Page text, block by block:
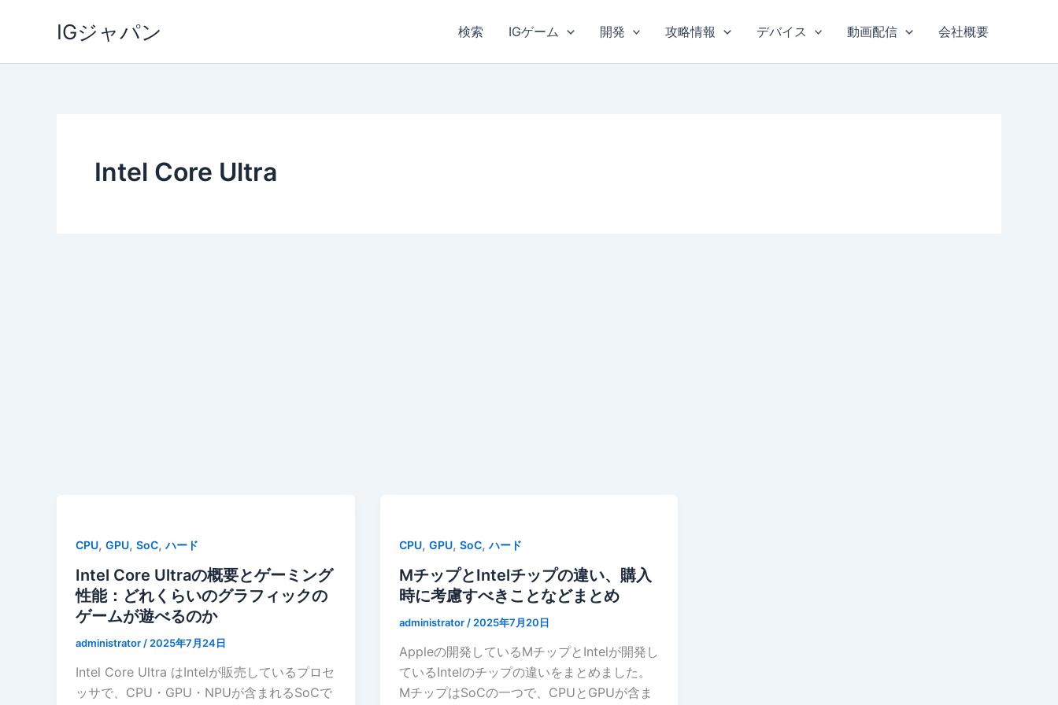
IGジャパン 検索 IGゲーム 開発 攻略情報 デバイス 動画配信 会社概要
Intel Core Ultra
CPU, GPU, SoC,ハード
Intel Core Ultraの概要とゲーミング
性能：どれくらいのグラフィックの
ゲームが遊べるのか
administrator / 2025年7月24日
Intel Core Ultra はIntelが販売しているプロセ
ッサで、CPU・GPU・NPUが含まれるSoCで
CPU, GPU, SoC,ハード
MチップとIntelチップの違い、購入
時に考慮すべきことなどまとめ
administrator / 2025年7月20日
Appleの開発しているMチップとIntelが開発し
ているIntelのチップの違いをまとめました。
MチップはSoCの一つで、CPUとGPUが含ま